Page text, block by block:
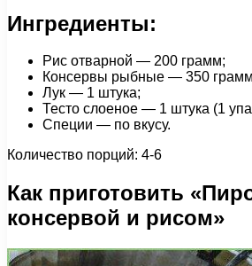
Ингредиенты:
Рис отварной — 200 грамм;
Консервы рыбные — 350
Лук — 1 штука;
Тесто слоеное — 1 штука (1
Специи — по вкусу.
Количество порций: 4-6
Как приготовить
консервой и рисом»